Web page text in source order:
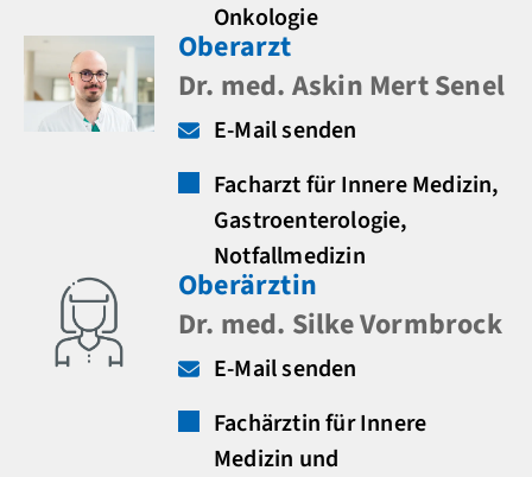
Onkologie
Oberarzt
Dr. med. Askin Mert Senel
E-Mail senden
Facharzt für Innere Medizin,
Gastroenterologie,
Notfallmedizin
Oberärztin
Dr. med. Silke Vormbrock
E-Mail senden
Fachärztin für Innere
Medizin und